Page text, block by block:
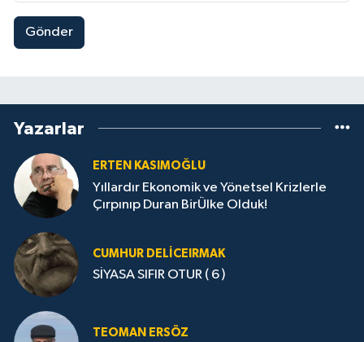
Gönder
Yazarlar
ERTEN KASIMOĞLU
Yıllardır Ekonomik ve Yönetsel Krizlerle
Çırpınıp Duran BirÜlke Olduk!
CUMHUR DELICEIRMAK
SİYASA SIFIR OTUR ( 6 )
TEOMAN ERSÖZ